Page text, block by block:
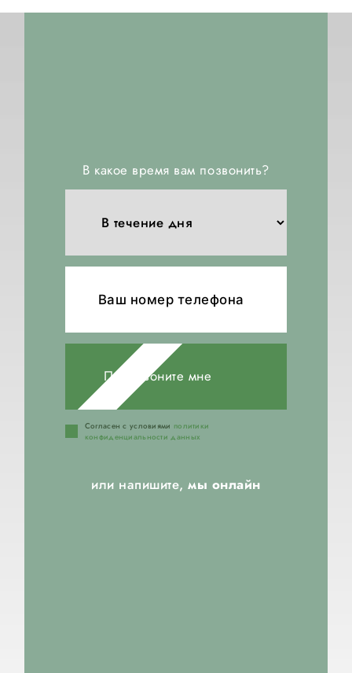
В какое время вам позвонить?
Перезвоните мне
Согласен с условиями политики
конфиденциальности данных
или напишите,мы онлайн